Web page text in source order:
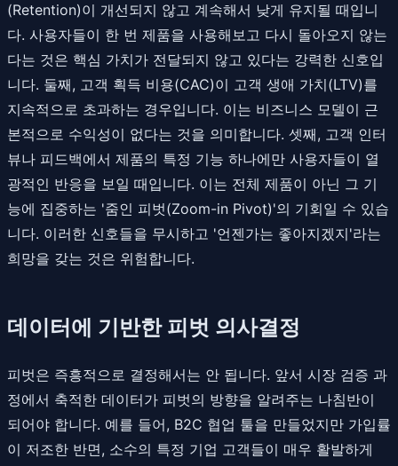
(Retention)이 개선되지 않고 계속해서 낮게 유지될 때입니
다. 사용자들이 한 번 제품을 사용해보고 다시 돌아오지 않는
다는 것은 핵심 가치가 전달되지 않고 있다는 강력한 신호입
니다. 둘째, 고객 획득 비용(CAC)이 고객 생애 가치(LTV)를
지속적으로 초과하는 경우입니다. 이는 비즈니스 모델이 근
본적으로 수익성이 없다는 것을 의미합니다. 셋째, 고객 인터
뷰나 피드백에서 제품의 특정 기능 하나에만 사용자들이 열
광적인 반응을 보일 때입니다. 이는 전체 제품이 아닌 그 기
능에 집중하는 '줌인 피벗(Zoom-in Pivot)'의 기회일 수 있습
니다. 이러한 신호들을 무시하고 '언젠가는 좋아지겠지'라는
희망을 갖는 것은 위험합니다.
데이터에 기반한 피벗 의사결정
피벗은 즉흥적으로 결정해서는 안 됩니다. 앞서 시장 검증 과
정에서 축적한 데이터가 피벗의 방향을 알려주는 나침반이
되어야 합니다. 예를 들어, B2C 협업 툴을 만들었지만 가입률
이 저조한 반면, 소수의 특정 기업 고객들이 매우 활발하게